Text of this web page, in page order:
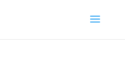
"url": "https://ags.saraswanti.com/"